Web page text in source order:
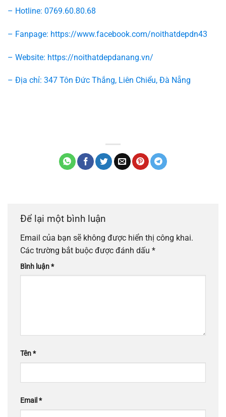
– Hotline: 0769.60.80.68
– Fanpage: https://www.facebook.com/noithatdepdn43
– Website: https://noithatdepdanang.vn/
– Địa chỉ: 347 Tôn Đức Thắng, Liên Chiểu, Đà Nẵng
Để lại một bình luận
Email của bạn sẽ không được hiển thị công khai.
Các trường bắt buộc được đánh dấu *
Bình luận*
Tên*
Email *